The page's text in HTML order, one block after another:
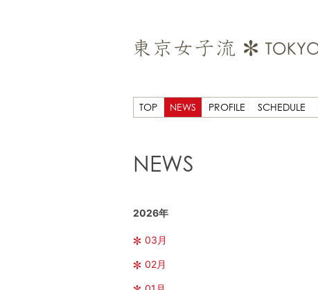
TOP NEWS PROFILE SCHEDULE
NEWS
2026年
03月
02月